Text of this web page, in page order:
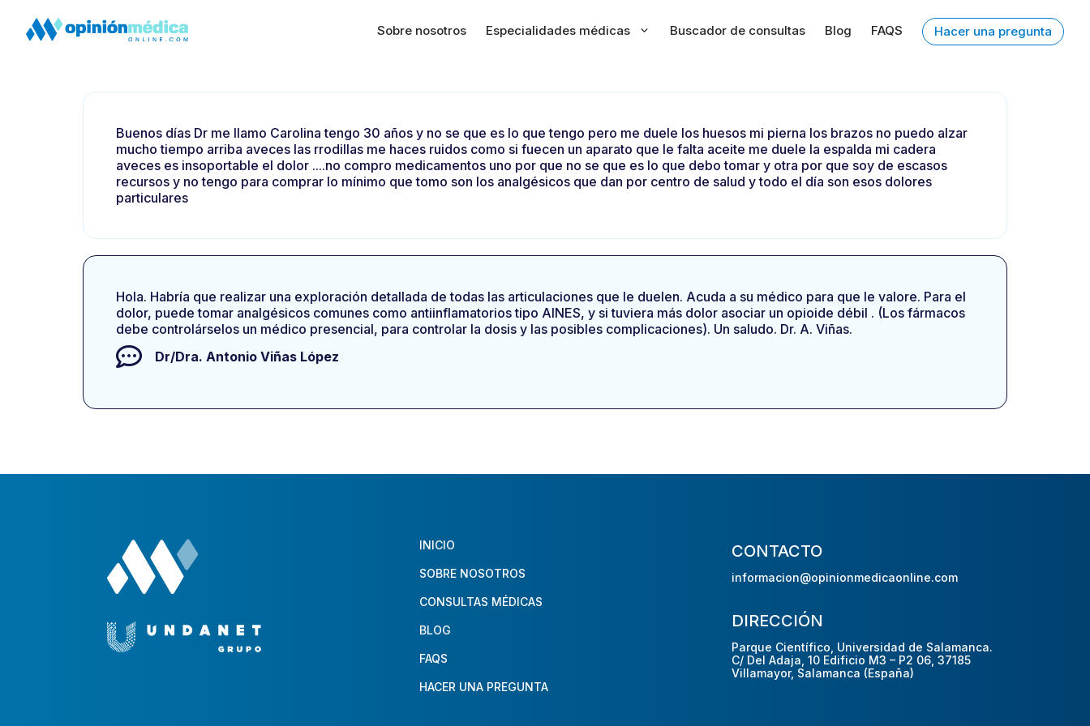
Sobre nosotros Especialidades médicas Buscador de consultas Blog FAQS Hacer una pregunta
Buenos días Dr me llamo Carolina tengo 30 años y no se que es lo que tengo pero me duele los huesos mi pierna los brazos no puedo alzar
mucho tiempo arriba aveces las rrodillas me haces ruidos como si fuecen un aparato que le falta aceite me duele la espalda mi cadera
aveces es insoportable el dolor ....no compro medicamentos uno por que no se que es lo que debo tomar y otra por que soy de escasos
recursos y no tengo para comprar lo mínimo que tomo son los analgésicos que dan por centro de salud y todo el día son esos dolores
particulares
Hola. Habría que realizar una exploración detallada de todas las articulaciones que le duelen. Acuda a su médico para que le valore. Para el
dolor, puede tomar analgésicos comunes como antiinflamatorios tipo AINES, y si tuviera más dolor asociar un opioide débil . (Los fármacos
debe controlárselos un médico presencial, para controlar la dosis y las posibles complicaciones). Un saludo. Dr. A. Viñas.
Dr/Dra. Antonio Viñas López
INICIO
SOBRE NOSOTROS
CONSULTAS MÉDICAS
BLOG
FAQS
HACER UNA PREGUNTA
CONTACTO
informacion@opinionmedicaonline.com
DIRECCIÓN
Parque Científico, Universidad de Salamanca.
C/ Del Adaja, 10 Edificio M3 – P2 06, 37185
Villamayor, Salamanca (España)